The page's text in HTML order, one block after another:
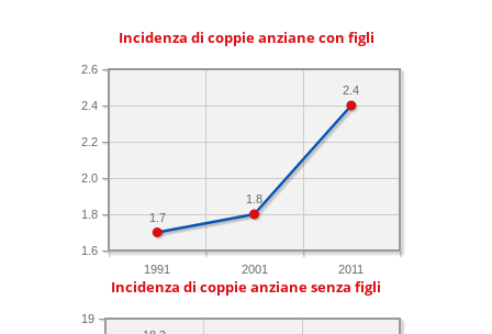
Incidenza di coppie anziane con figli
1991 2001 2011
1.6
1.8
2.0
2.2
2.4
2.6
2.4
1.8
1.7
Incidenza di coppie anziane senza figli
19